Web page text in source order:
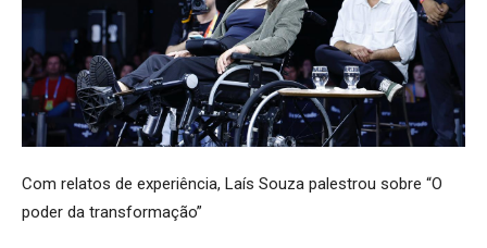
Com relatos de experiência, Laís Souza palestrou sobre “O
poder da transformação”